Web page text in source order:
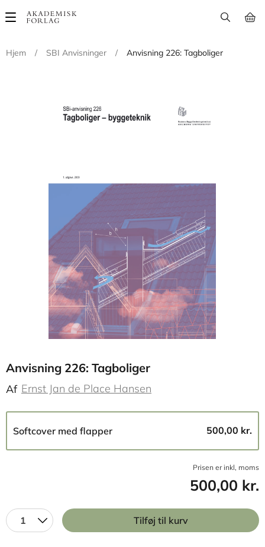
Main
Hjem
/ SBI Anvisninger / Anvisning 226: Tagboliger
Anvisning 226: Tagboliger
Af Ernst Jan de Place Hansen
Softcover med flapper 500,00 kr.
Prisen er inkl, moms
500,00 kr.
1 Tilføj til kurv